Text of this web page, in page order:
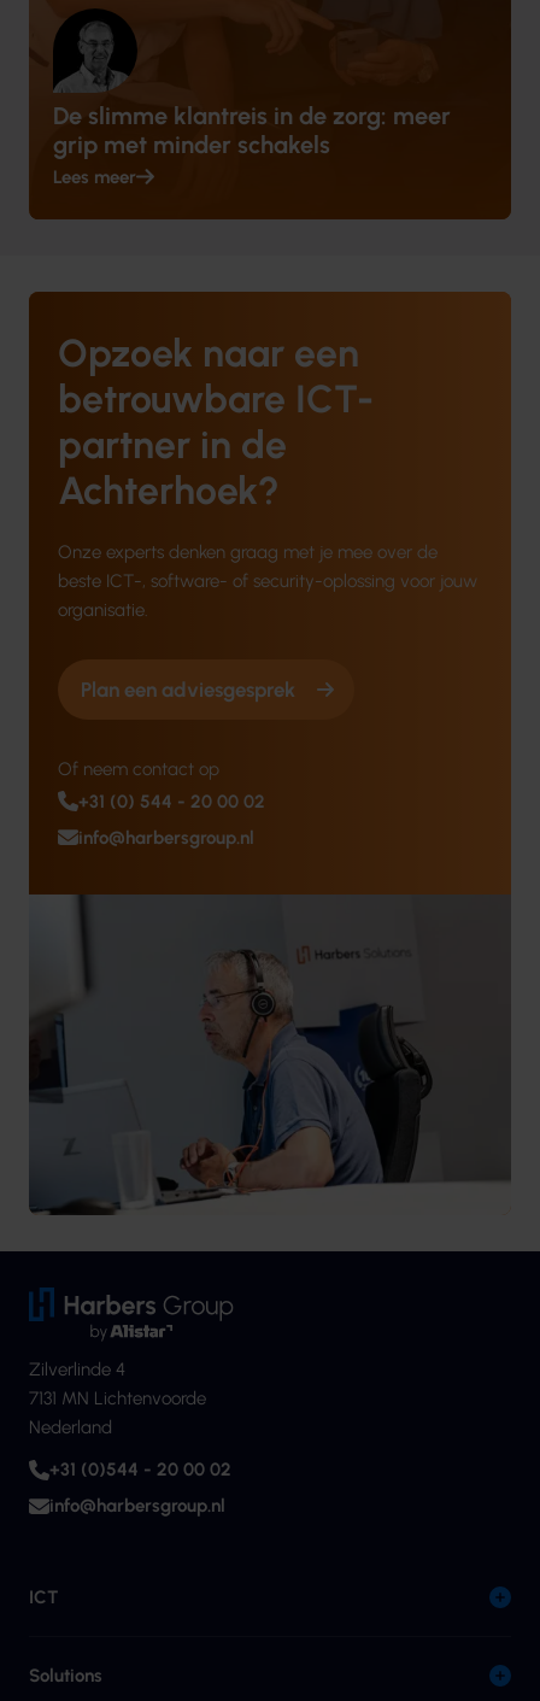
De slimme klantreis in de zorg: meer
grip met minder schakels
Lees meer
Opzoek naar een
betrouwbare ICT-
partner in de
Achterhoek?
Onze experts denken graag met je mee over de
beste ICT-, software- of security-oplossing voor jouw
organisatie.
Plan een adviesgesprek
Of neem contact op
+31 (0) 544 - 20 00 02
info@harbersgroup.nl
Zilverlinde 4
7131 MN Lichtenvoorde
Nederland
+31 (0)544 - 20 00 02
info@harbersgroup.nl
ICT
Solutions